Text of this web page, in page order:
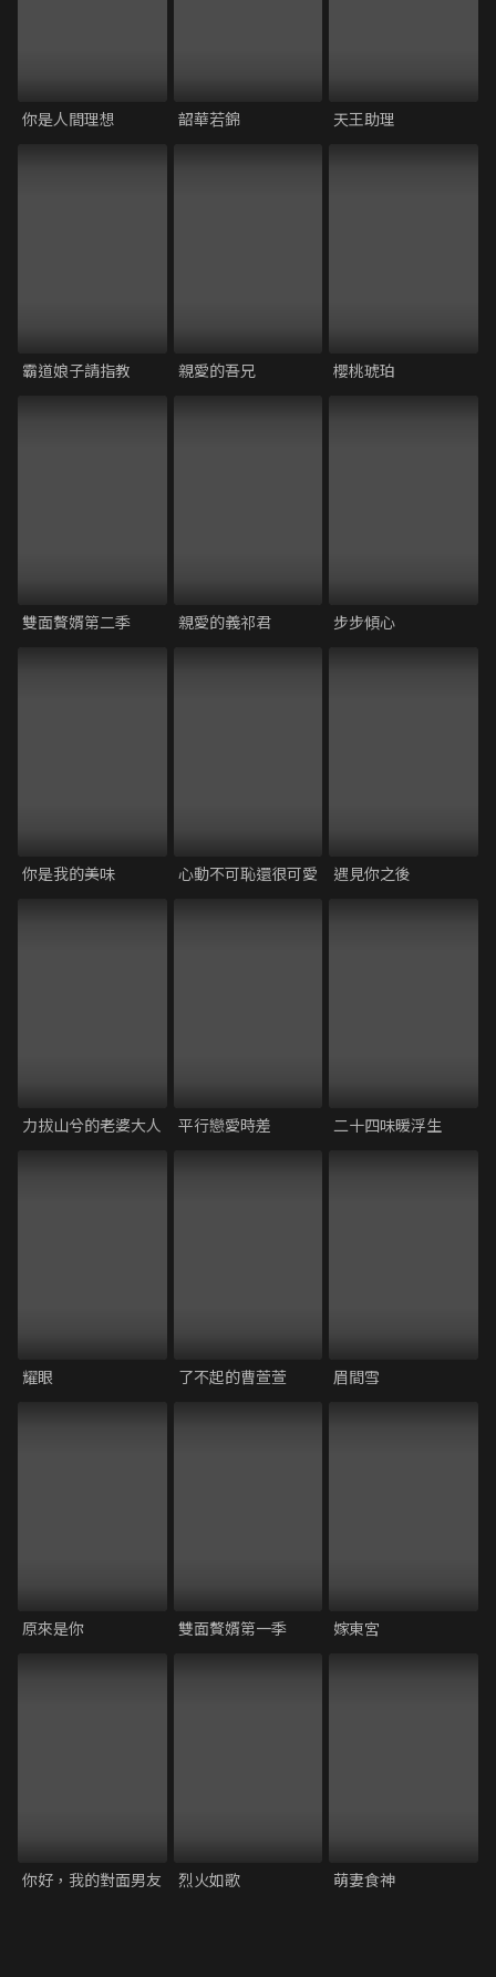
你是人間理想 韶華若錦 天王助理
霸道娘子請指教 親愛的吾兄 櫻桃琥珀
雙面贅婿第二季 親愛的義祁君 步步傾心
你是我的美味 心動不可恥還很可愛 遇見你之後
力拔山兮的老婆大人 平行戀愛時差 二十四味暖浮生
耀眼 了不起的曹萱萱 眉間雪
原來是你 雙面贅婿第一季 嫁東宮
你好，我的對面男友 烈火如歌 萌妻食神